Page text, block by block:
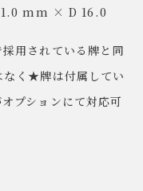
mm × D 16.0
用されている牌と同
く★牌は付属してい
プションにて対応可